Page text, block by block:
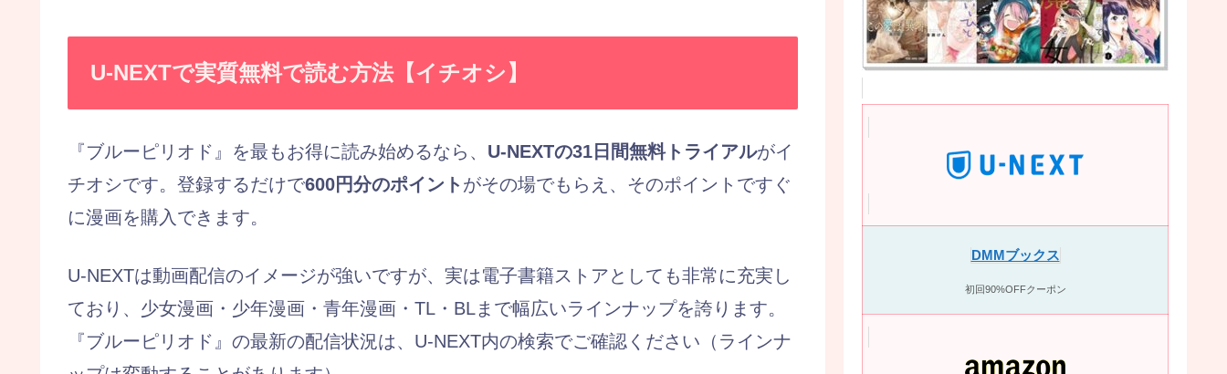
U-NEXTで実質無料で読む方法【イチオシ】
『ブルーピリオド』を最もお得に読み始めるなら、 U-NEXTの31日間無料トライアルがイ
チオシです。登録するだけで600円分のポイント がその場でもらえ、そのポイントですぐ
に漫画を購入できます。
U-NEXTは動画配信のイメージが強いですが、実は電子書籍ストアとしても非常に充実し
ており、少女漫画・少年漫画・青年漫画・TL・BLまで幅広いラインナップを誇ります。
『ブルーピリオド』の最新の配信状況は、U-NEXT内の検索でご確認ください（ラインナ
DMMブックス
初回90%OFFクーポン